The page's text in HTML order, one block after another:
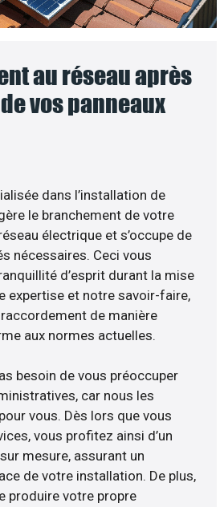
au réseau après
vos panneaux
dans l’installation de
le branchement de votre
électrique et s’occupe de
nécessaires. Ceci vous
d’esprit durant la mise
expertise et notre savoir-faire,
de manière
aux normes actuelles.
besoin de vous préoccuper
car nous les
vous. Dès lors que vous
vous profitez ainsi d’un
mesure, assurant un
de votre installation. De plus,
produire votre propre